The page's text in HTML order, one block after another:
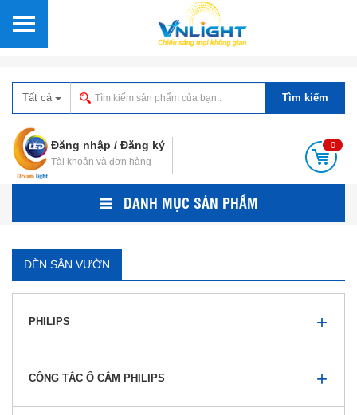
Tất cả Tìm kiếm
Đăng nhập / Đăng ký
Tài khoản và đơn hàng
0
DANH MỤC SẢN PHẨM
ĐÈN SÂN VƯỜN
PHILIPS
CÔNG TẮC Ổ CẮM PHILIPS